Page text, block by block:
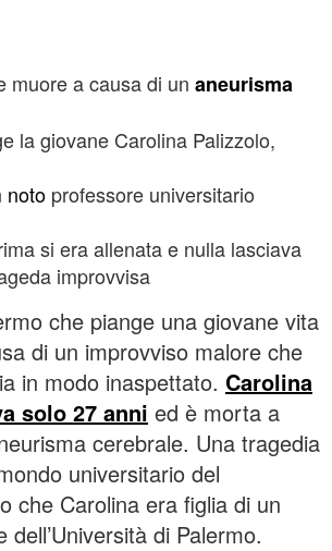
muore a causa di un aneurisma
la giovane Carolina Palizzolo,
noto professore universitario
si era allenata e nulla lasciava
improvvisa
che piange una giovane vita
di un improvviso malore che
in modo inaspettato. Carolina
solo 27 anni ed è morta a
cerebrale. Una tragedia
universitario del
che Carolina era figlia di un
dell’Università di Palermo.